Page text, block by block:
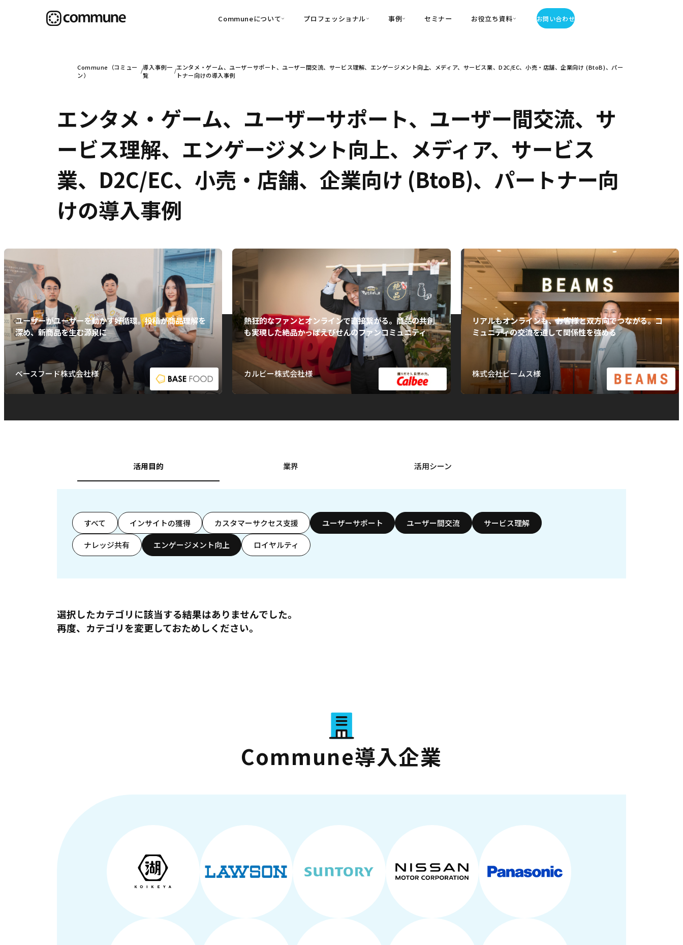
Communeについて
可視化
育成
信頼を醸成する信頼起点経営基盤
SuccessHub）
・Commune for Work
プロフェッショナル
・Customer-Led Growth
事例
導入事例
セミナー お役立ち資料
・お役立ち資料
お問い合わせ
Commune（コミュー
ン）
導入事例一
覧
エンタメ・ゲーム、ユーザーサポート、ユーザー間交流、サービス理解、エンゲージメント向上、メディア、サービス業、D2C/EC、小売・店舗、企業向け (BtoB)、パー
トナー向けの導入事例
エンタメ・ゲーム、ユーザーサポート、ユーザー間交流、サ
ービス理解、エンゲージメント向上、メディア、サービス
業、D2C/EC、小売・店舗、企業向け (BtoB)、パートナー向
けの導入事例
ユーザーがユーザーを動かす好循環。投稿が商品理解を
深め、新商品を生む源泉に
ベースフード株式会社様
熱狂的なファンとオンラインで直接繋がる。商品の共創
も実現した絶品かっぱえびせんのファンコミュニティ
カルビー株式会社様
リアルもオンラインも、お客様と双方向でつながる。コ
ミュニティの交流を通して関係性を強める
株式会社ビームス様
活用目的 業界 活用シーン
すべて インサイトの獲得 カスタマーサクセス支援 ユーザーサポート ユーザー間交流 サービス理解
ナレッジ共有 エンゲージメント向上 ロイヤルティ
選択したカテゴリに該当する結果はありませんでした。
再度、カテゴリを変更しておためしください。
Commune導入企業